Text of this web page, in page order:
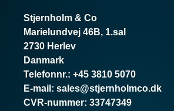
Stjernholm & Co
Marielundvej 46B, 1.sal
2730 Herlev
Danmark
Telefonnr.: +45 3810 5070
E-mail : sales@stjernholmco.dk
CVR-nummer: 33747349